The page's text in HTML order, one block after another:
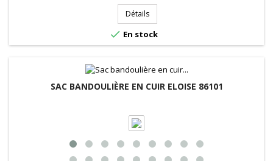
Détails
 En stock
SAC BANDOULIÈRE EN CUIR ELOISE 86101